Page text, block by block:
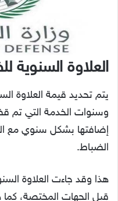
العلاوة السنوية
يتم تحديد قيمة العلاوة
وسنوات الخدمة التي تم
إضافتها بشكل سنوي مع
الضباط.
قِبل الجهات المختصة،